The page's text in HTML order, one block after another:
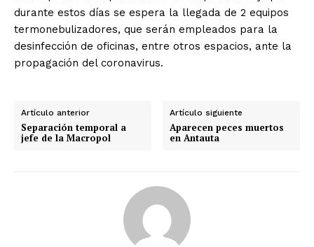
durante estos días se espera la llegada de 2 equipos
termonebulizadores, que serán empleados para la
desinfección de oficinas, entre otros espacios, ante la
propagación del coronavirus.
Artículo anterior
Separación temporal a
jefe de la Macropol
Artículo siguiente
Aparecen peces muertos
en Antauta